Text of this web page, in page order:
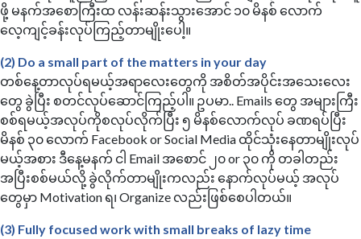
ဖို့ မနက်အစောကြီးထ လန်းဆန်းသွားအောင် ၁၀ မိနစ် လောက်
လေ့ကျင့်ခန်းလုပ်ကြည့်တာမျိုးပေါ့။
(2) Do a small part of the matters in your day
တစ်နေ့တာလုပ်ရမယ့်အရာလေးတွေကို အစိတ်အပိုင်းအသေးလေး
တွေ ခွဲပြီး စတင်လုပ်ဆောင်ကြည့်ပါ။ ဥပမာ.. Emails တွေ အများကြီး
စစ်ရမယ့်အလုပ်ကိုစလုပ်လိုက်ပြီး ၅ မိနစ်လောက်လုပ် ခဏရပ်ပြီး
မိနစ် ၃၀ လောက် Facebook or Social Media ထိုင်သုံးနေတာမျိုးလုပ်
မယ့်အစား ဒီနေ့မနက် ငါ Email အစောင် ၂၀ or ၃၀ ကို တခါတည်း
အပြီးစစ်မယ်လို့ ခွဲလိုက်တာမျိုးကလည်း နောက်လုပ်မယ့် အလုပ်
တွေမှာ Motivation ရ၊ Organize လည်းဖြစ်စေပါတယ်။
(3) Fully focused work with small breaks of lazy time